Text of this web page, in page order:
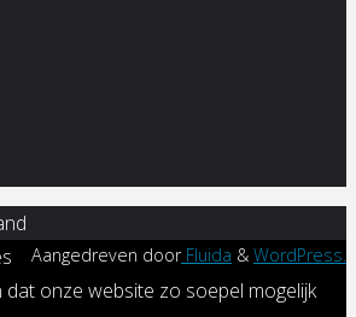
Aangedreven doorFluida & WordPress.
onze website zo soepel mogelijk